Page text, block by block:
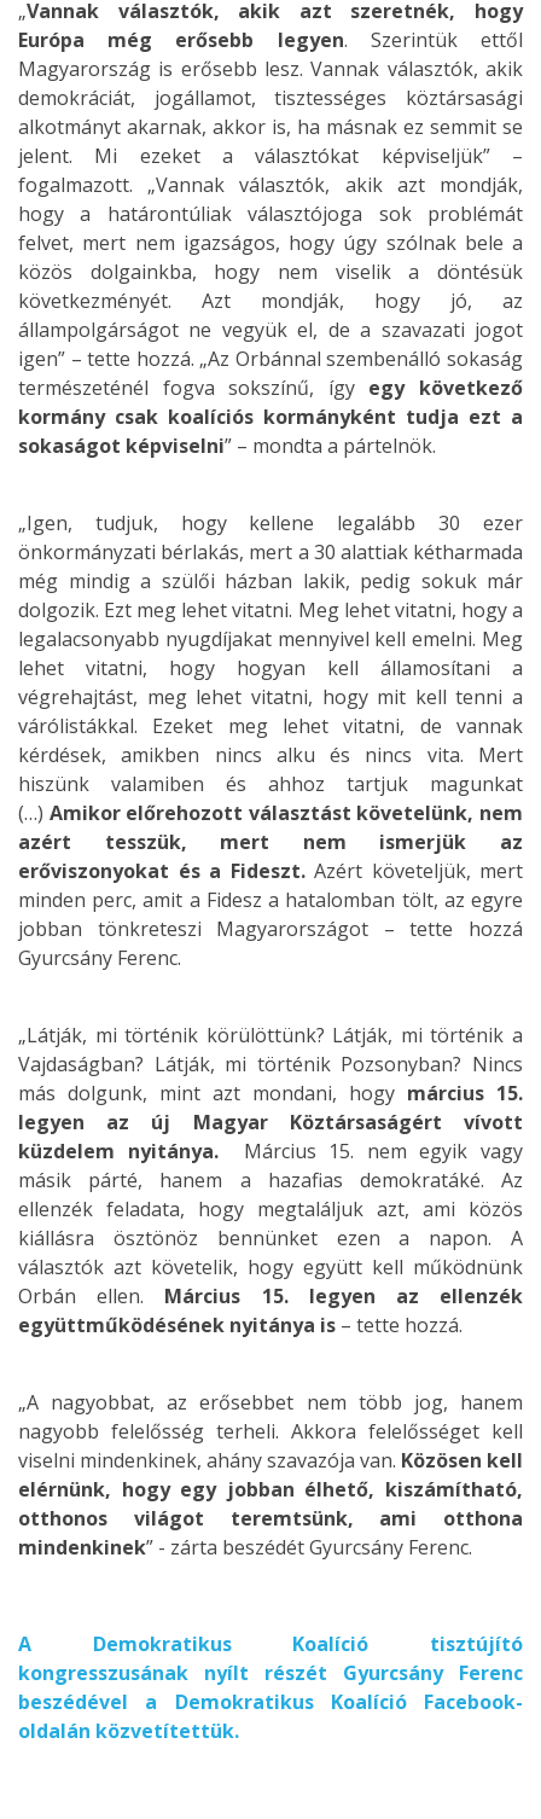
„Vannak választók, akik azt szeretnék, hogy
Európa még erősebb legyen. Szerintük ettől
Magyarország is erősebb lesz. Vannak választók, akik
demokráciát, jogállamot, tisztességes köztársasági
alkotmányt akarnak, akkor is, ha másnak ez semmit se
jelent. Mi ezeket a választókat képviseljük” –
fogalmazott. „Vannak választók, akik azt mondják,
hogy a határontúliak választójoga sok problémát
felvet, mert nem igazságos, hogy úgy szólnak bele a
közös dolgainkba, hogy nem viselik a döntésük
következményét. Azt mondják, hogy jó, az
állampolgárságot ne vegyük el, de a szavazati jogot
igen” – tette hozzá. „Az Orbánnal szembenálló sokaság
természeténél fogva sokszínű, így egy következő
kormány csak koalíciós kormányként tudja ezt a
sokaságot képviselni” – mondta a pártelnök.
„Igen, tudjuk, hogy kellene legalább 30 ezer
önkormányzati bérlakás, mert a 30 alattiak kétharmada
még mindig a szülői házban lakik, pedig sokuk már
dolgozik. Ezt meg lehet vitatni. Meg lehet vitatni, hogy a
legalacsonyabb nyugdíjakat mennyivel kell emelni. Meg
lehet vitatni, hogy hogyan kell államosítani a
végrehajtást, meg lehet vitatni, hogy mit kell tenni a
várólistákkal. Ezeket meg lehet vitatni, de vannak
kérdések, amikben nincs alku és nincs vita. Mert
hiszünk valamiben és ahhoz tartjuk magunkat
(…) Amikor előrehozott választást követelünk, nem
azért tesszük, mert nem ismerjük az
erőviszonyokat és a Fideszt. Azért követeljük, mert
minden perc, amit a Fidesz a hatalomban tölt, az egyre
jobban tönkreteszi Magyarországot – tette hozzá
Gyurcsány Ferenc.
„Látják, mi történik körülöttünk? Látják, mi történik a
Vajdaságban? Látják, mi történik Pozsonyban? Nincs
más dolgunk, mint azt mondani, hogy március 15.
legyen az új Magyar Köztársaságért vívott
küzdelem nyitánya.Március 15. nem egyik vagy
másik párté, hanem a hazafias demokratáké. Az
ellenzék feladata, hogy megtaláljuk azt, ami közös
kiállásra ösztönöz bennünket ezen a napon. A
választók azt követelik, hogy együtt kell működnünk
Orbán ellen. Március 15. legyen az ellenzék
együttműködésének nyitánya is – tette hozzá.
„A nagyobbat, az erősebbet nem több jog, hanem
nagyobb felelősség terheli. Akkora felelősséget kell
viselni mindenkinek, ahány szavazója van. Közösen kell
elérnünk, hogy egy jobban élhető, kiszámítható,
otthonos világot teremtsünk, ami otthona
mindenkinek” - zárta beszédét Gyurcsány Ferenc.
A Demokratikus Koalíció tisztújító
kongresszusának nyílt részét Gyurcsány Ferenc
beszédével a Demokratikus Koalíció Facebook-
oldalán közvetítettük.